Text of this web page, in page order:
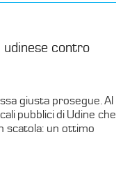
udinese contro
giusta prosegue. Al
pubblici di Udine che
scatola: un ottimo